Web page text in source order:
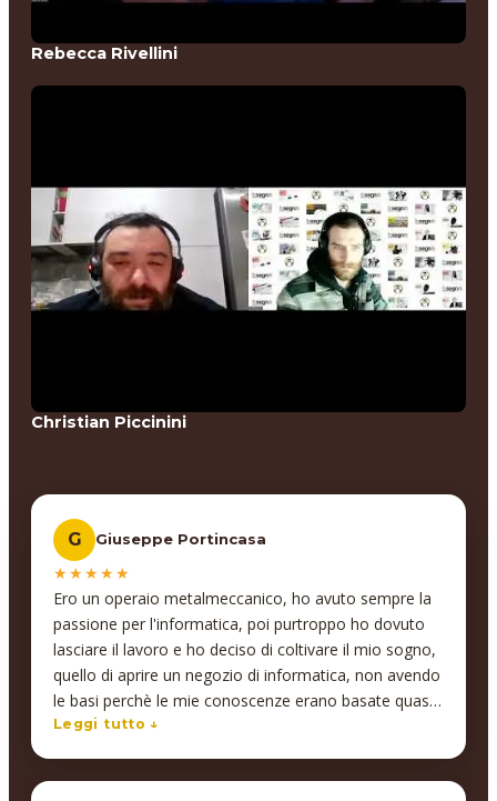
Rebecca Rivellini
Christian Piccinini
G Giuseppe Portincasa
★★★★★
Ero un operaio metalmeccanico, ho avuto sempre la
passione per l'informatica, poi purtroppo ho dovuto
lasciare il lavoro e ho deciso di coltivare il mio sogno,
quello di aprire un negozio di informatica, non avendo
le basi perchè le mie conoscenze erano basate quasi
tutte sull'esperienza acquisita con il tempo, ho deciso
"INSEGNO" e sono rimasto veramente soddisfatto
Leggi tutto ↓